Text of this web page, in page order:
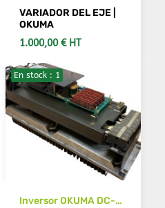
OKUMA BL-D50A
E4809-770-015-D
VARIADOR DEL EJE |
OKUMA
1.000,00 € HT
AÑADIR AL CARRITO
En stock : 1
Inversor OKUMA DC-